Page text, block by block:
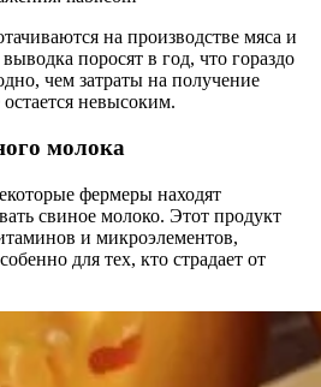
на производстве мяса и
поросят в год, что гораздо
чем затраты на получение
невысоким.
молока
фермеры находят
свиное молоко. Этот продукт
и микроэлементов,
для тех, кто страдает от